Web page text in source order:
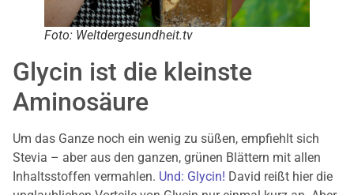
Foto: Weltdergesundheit.tv
Glycin ist die kleinste
Aminosäure
Um das Ganze noch ein wenig zu süßen, empfiehlt sich
Stevia – aber aus den ganzen, grünen Blättern mit allen
Inhaltsstoffen vermahlen. Und: Glycin! David reißt hier die